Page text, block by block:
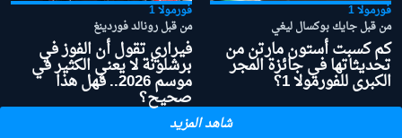
فورمولا 1
من قبل جايك بوكسال ليغي
كم كسبت أستون مارتن من
تحديثاتها في جائزة المجر
الكبرى للفورمولا 1؟
فورمولا 1
من قبل رونالد فوردينغ
فيراري تقول أن الفوز في
برشلونة لا يعني الكثير في
موسم 2026.. فهل هذا
صحيح؟
شاهد المزيد